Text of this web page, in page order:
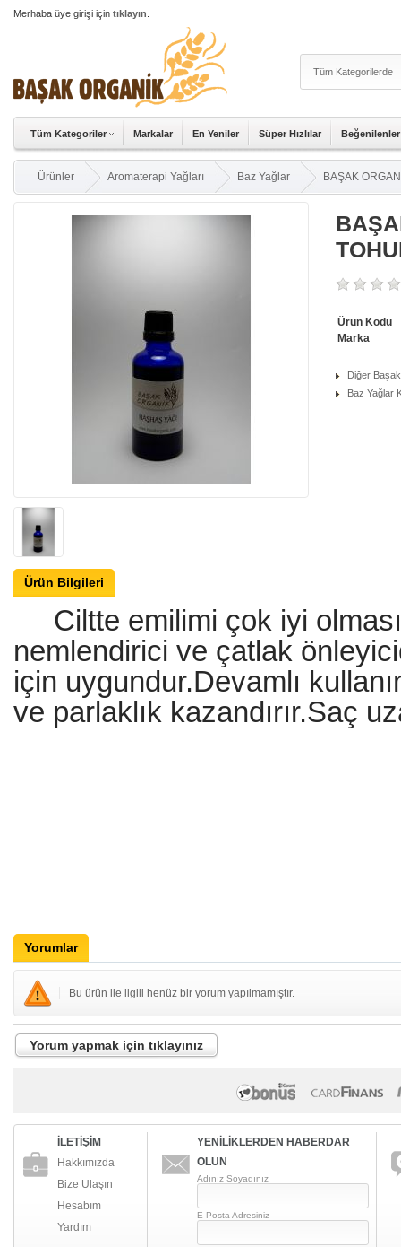
Merhaba üye girişi için tıklayın
Tüm Kategoriler Markalar En Yeniler Süper Hızlılar Beğenilenler
Ürünler Aromaterapi Yağları Baz Yağlar BAŞAK
Ürün Kodu
Marka
Diğer
Baz Yağlar
Ürün Bilgileri
Ciltte emilimi çok iyi
nemlendirici ve çatlak
için uygundur.Devamlı
ve parlaklık kazandırır.Saç
Yorumlar
Bu ürün ile ilgili henüz bir yorum yapılmamıştır.
Yorum yapmak için tıklayınız
İLETİŞİM
Hakkımızda
Bize Ulaşın
Hesabım
Yardım
YENİLİKLERDEN HABERDAR
OLUN
Adınız Soyadınız
E-Posta Adresiniz